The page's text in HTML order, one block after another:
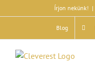
Írjon nekünk! |
Blog